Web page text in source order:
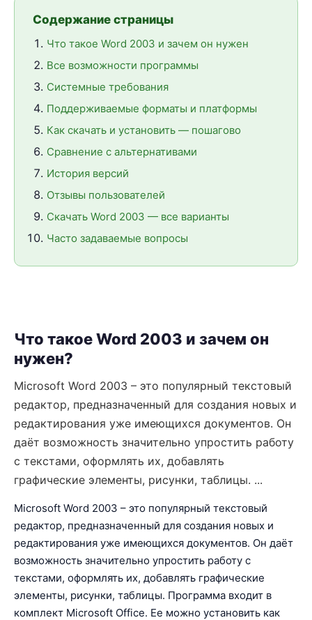
Содержание страницы
Что такое Word 2003 и зачем он нужен
Все возможности программы
Системные требования
Поддерживаемые форматы и платформы
Как скачать и установить — пошагово
Сравнение с альтернативами
История версий
Отзывы пользователей
Скачать Word 2003 — все варианты
Часто задаваемые вопросы
Что такое Word 2003 и зачем он
нужен?
Microsoft Word 2003 – это популярный текстовый
редактор, предназначенный для создания новых и
редактирования уже имеющихся документов. Он
даёт возможность значительно упростить работу
с текстами, оформлять их, добавлять
графические элементы, рисунки, таблицы. ...
Microsoft Word 2003 – это популярный текстовый
редактор, предназначенный для создания новых и
редактирования уже имеющихся документов. Он даёт
возможность значительно упростить работу с
текстами, оформлять их, добавлять графические
элементы, рисунки, таблицы. Программа входит в
комплект Microsoft Office. Ее можно установить как